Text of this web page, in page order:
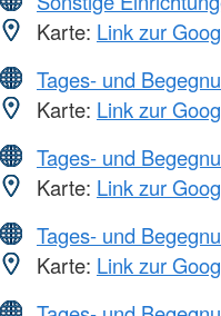
Karte: Link zur
Tages- und
Karte: Link zur
Tages- und
Karte: Link zur
Tages- und
Karte: Link zur